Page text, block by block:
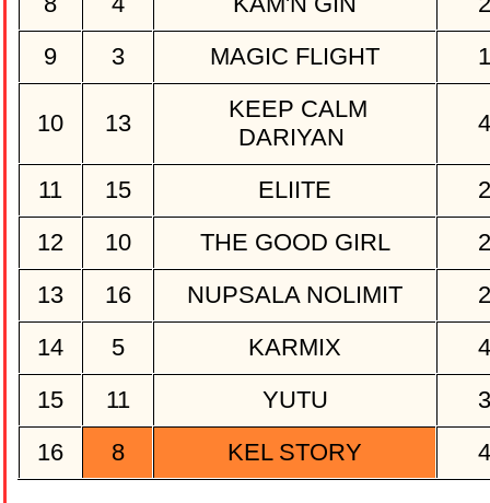
9
3 MAGIC FLIGHT
10 13
KEEP CALM
DARIYAN
11 15 ELIITE
12
10 THE GOOD GIRL
13
16 NUPSALA NOLIMIT
14
5 KARMIX
15
11 YUTU
16
8 KEL STORY